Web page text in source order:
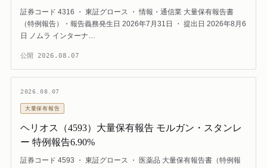
証券コード 4316 ・ 東証グロース ・ 情報・通信業 大量保有報告書
（特例報告）・報告義務発生日 2026年7月31日 ・ 提出日 2026年8月6
日 ノムラ インターナ…
公開 2026.08.07
2026.08.07
大量保有報告
ヘリオス（4593）大量保有報告 モルガン・スタンレ
ー 特例報告6.90%
証券コード 4593 ・ 東証グロース ・ 医薬品 大量保有報告書（特例報